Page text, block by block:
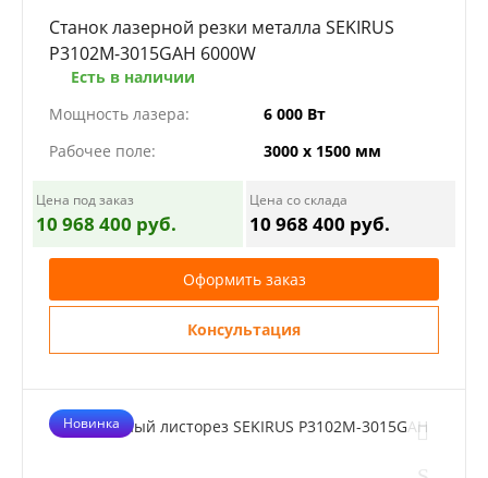
Станок лазерной резки металла SEKIRUS
P3102M-3015GAH 6000W
Есть в наличии
Мощность лазера:
6 000 Вт
Рабочее поле:
3000 х 1500 мм
Цена под заказ
10 968 400 руб.
Цена со склада
10 968 400 руб.
Оформить заказ
Консультация
Новинка